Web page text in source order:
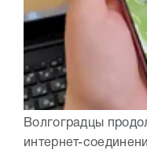
Волгоградцы
интернет-